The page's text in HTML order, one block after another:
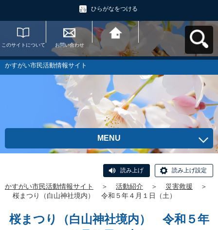
ひらがなをつける
このサイトについて お問い合わせ
かすがい市民活動情
報サイトへ戻る
かすがい市民活動情報サイト
MENU
読み上げ 読み上げ設定
かすがい市民活動情報サイト ＞ 活動紹介 ＞ 災害救援
＞
桜まつり（白山神社境内） 令和５年４月１日（土）
桜まつり（白山神社境内） 令和５年